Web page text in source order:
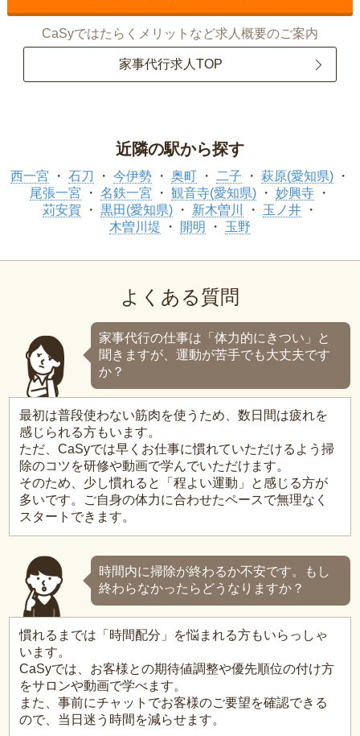
CaSyではたらくメリットなど求人概要のご案内
家事代行求人TOP
近隣の駅から探す
西一宮 石刀 今伊勢 奥町 二子
萩原(愛知県)
尾張一宮
名鉄一宮 観音寺(愛知県)
妙興寺
苅安賀
黒田(愛知県) 新木曽川
玉ノ井
木曽川堤
開明 玉野
よくある質問
家事代行の仕事は「体力的にきつい」と
聞きますが、運動が苦手でも大丈夫です
か？
最初は普段使わない筋肉を使うため、数日間は疲れを
感じられる方もいます。
ただ、CaSyでは早くお仕事に慣れていただけるよう掃
除のコツを研修や動画で学んでいただけます。
そのため、少し慣れると「程よい運動」と感じる方が
多いです。ご自身の体力に合わせたペースで無理なく
スタートできます。
時間内に掃除が終わるか不安です。もし
終わらなかったらどうなりますか？
慣れるまでは「時間配分」を悩まれる方もいらっしゃ
います。
CaSyでは、お客様との期待値調整や優先順位の付け方
をサロンや動画で学べます。
また、事前にチャットでお客様のご要望を確認できる
ので、当日迷う時間を減らせます。